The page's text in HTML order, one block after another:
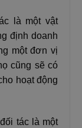
là một vật
định doanh
một đơn vị
cũng sẽ có
hoạt động
tác là một